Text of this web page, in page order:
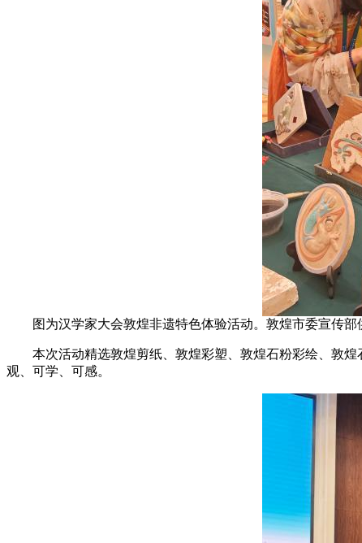
图为汉学家大会敦煌非遗特色体验活动。敦煌市委宣传部
本次活动精选敦煌剪纸、敦煌彩塑、敦煌石粉彩绘、敦煌
观、可学、可感。